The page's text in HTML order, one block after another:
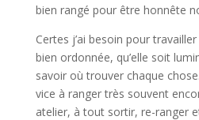
bien rangé pour être honnête
Certes j’ai besoin pour
bien ordonnée, qu’elle soit
savoir où trouver chaque
vice à ranger très souvent
atelier, à tout sortir, re-ranger